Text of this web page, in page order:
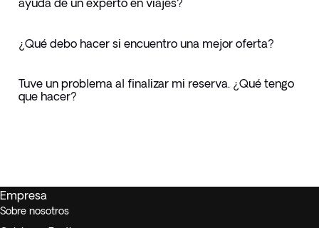
ayuda de un experto en viajes?
¿Qué debo hacer si encuentro una mejor oferta?
Tuve un problema al finalizar mi reserva. ¿Qué tengo
que hacer?